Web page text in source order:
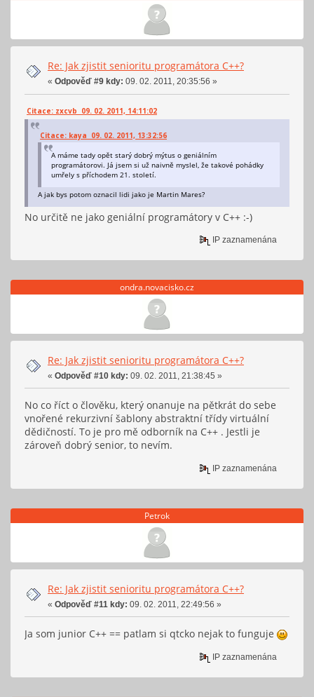
Re: Jak zjistit senioritu programátora C++?
« Odpověď #9 kdy: 09. 02. 2011, 20:35:56 »
Citace: zxcvb 09. 02. 2011, 14:11:02
Citace: kaya 09. 02. 2011, 13:32:56
A máme tady opět starý dobrý mýtus o geniálním
programátorovi. Já jsem si už naivně myslel, že takové pohádky
umřely s příchodem 21. století.
A jak bys potom oznacil lidi jako je Martin Mares?
No určitě ne jako geniální programátory v C++ :-)
IP zaznamenána
ondra.novacisko.cz
Re: Jak zjistit senioritu programátora C++?
« Odpověď #10 kdy: 09. 02. 2011, 21:38:45 »
No co říct o člověku, který onanuje na pětkrát do sebe
vnořené rekurzivní šablony abstraktní třídy virtuální
dědičností. To je pro mě odborník na C++ . Jestli je
zároveň dobrý senior, to nevím.
IP zaznamenána
Petrok
Re: Jak zjistit senioritu programátora C++?
« Odpověď #11 kdy: 09. 02. 2011, 22:49:56 »
Ja som junior C++ == patlam si qtcko nejak to funguje
IP zaznamenána